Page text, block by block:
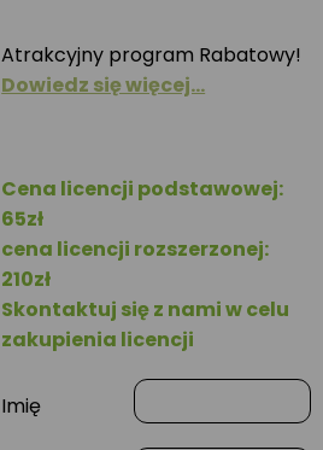
Atrakcyjny program Rabatowy!
Dowiedz się więcej…
Cena licencji podstawowej:
65zł
cena licencji rozszerzonej:
210zł
Skontaktuj się z nami w celu
zakupienia licencji
Imię